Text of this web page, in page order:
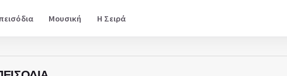
Μουσική Η Σειρά